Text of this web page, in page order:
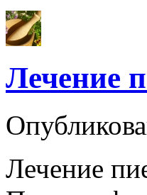
Лечение
Лечение